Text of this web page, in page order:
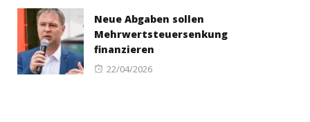
Neue Abgaben sollen
Mehrwertsteuersenkung
finanzieren
Posted
22/04/2026